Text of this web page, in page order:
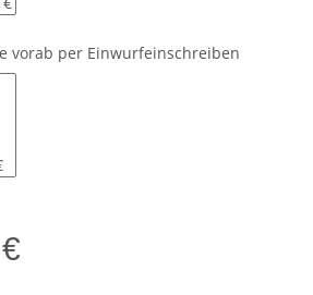
vorab per Einwurfeinschreiben